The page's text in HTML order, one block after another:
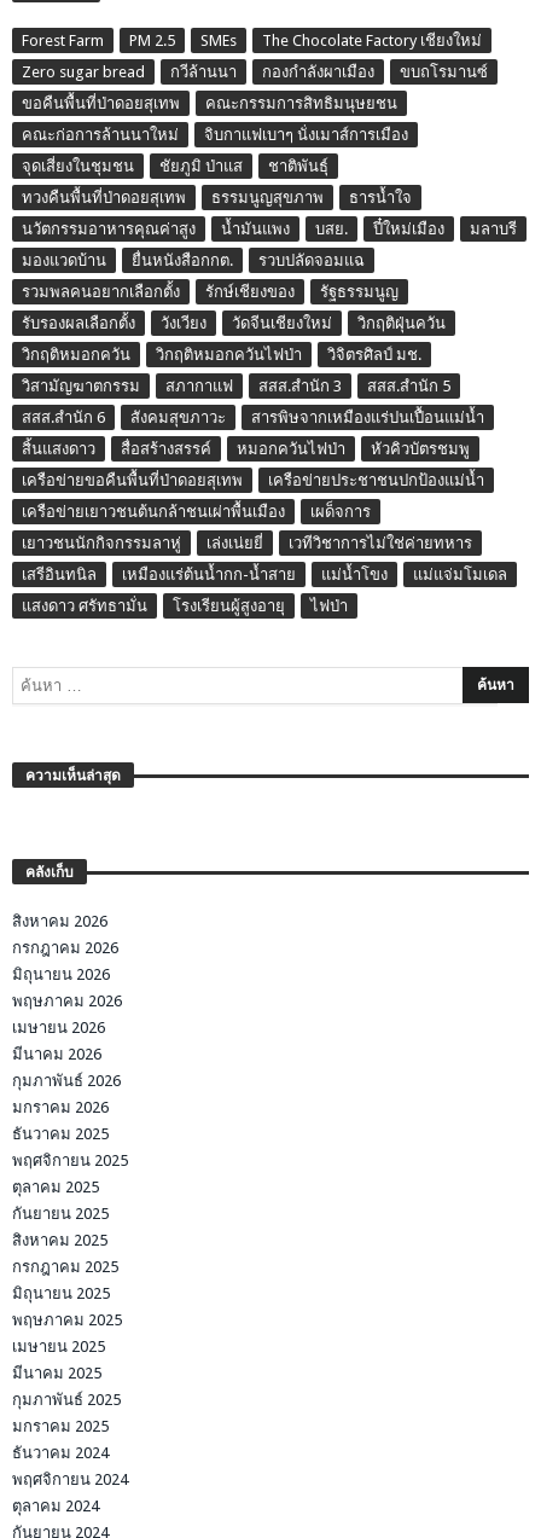
Forest Farm PM 2.5 SMEs
The Chocolate Factory เชียงใหม่
Zero sugar bread
กวีล้านนา กองกำลังผาเมือง
ขบถโรมานซ์
ขอคืนพื้นที่ป่าดอยสุเทพ
คณะกรรมการสิทธิมนุษยชน
คณะก่อการล้านนาใหม่
จิบกาแฟเบาๆ นั่งเมาส์การเมือง
จุดเสี่ยงในชุมชน
ชัยภูมิ ป่าแส
ชาติพันธุ์
ทวงคืนพื้นที่ป่าดอยสุเทพ
ธรรมนูญสุขภาพ
ธารน้ำใจ
นวัตกรรมอาหารคุณค่าสูง
น้ำมันแพง บสย. ปี๋ใหม่เมือง
มลาบรี
มองแวดบ้าน
ยื่นหนังสือกกต.
รวบปลัดจอมแฉ
รวมพลคนอยากเลือกตั้ง
รักษ์เชียงของ
รัฐธรรมนูญ
รับรองผลเลือกตั้ง
วังเวียง วัดจีนเชียงใหม่
วิกฤติฝุ่นควัน
วิกฤติหมอกควัน
วิกฤติหมอกควันไฟป่า
วิจิตรศิลป์ มช.
วิสามัญฆาตกรรม
สภากาแฟ สสส.สำนัก 3
สสส.สำนัก 5
สสส.สำนัก 6
สังคมสุขภาวะ
สารพิษจากเหมืองแร่ปนเปื้อนแม่น้ำ
สิ้นแสงดาว
สื่อสร้างสรรค์ หมอกควันไฟป่า
หัวคิวบัตรชมพู
เครือข่ายขอคืนพื้นที่ป่าดอยสุเทพ
เครือข่ายประชาชนปกป้องแม่น้ำ
เครือข่ายเยาวชนต้นกล้าชนเผ่าพื้นเมือง
เผด็จการ
เยาวชนนักกิจกรรมลาหู่
เล่งเน่ยยี่
เวทีวิชาการไม่ใช่ค่ายทหาร
เสรีอินทนิล
เหมืองแร่ต้นน้ำกก-น้ำสาย แม่น้ำโขง
แม่แจ่มโมเดล
แสงดาว ศรัทธามั่น
โรงเรียนผู้สูงอายุ ไฟป่า
ความเห็นล่าสุด
คลังเก็บ
สิงหาคม 2026
กรกฎาคม 2026
มิถุนายน 2026
พฤษภาคม 2026
เมษายน 2026
มีนาคม 2026
กุมภาพันธ์ 2026
มกราคม 2026
ธันวาคม 2025
พฤศจิกายน 2025
ตุลาคม 2025
กันยายน 2025
สิงหาคม 2025
กรกฎาคม 2025
มิถุนายน 2025
พฤษภาคม 2025
เมษายน 2025
มีนาคม 2025
กุมภาพันธ์ 2025
มกราคม 2025
ธันวาคม 2024
พฤศจิกายน 2024
ตุลาคม 2024
กันยายน 2024